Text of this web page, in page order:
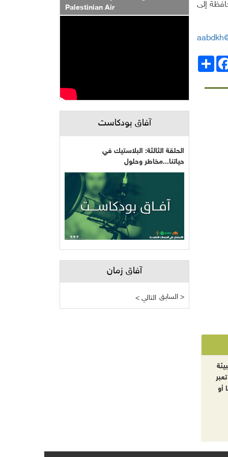
إلى
انشر
Palestinian Air
آفاق بودكاست
الحلقة الثالثة: البلاستيك في
حياتنا...مخاطر وحلول
آفاق زمان
< التالي السابق >
أو